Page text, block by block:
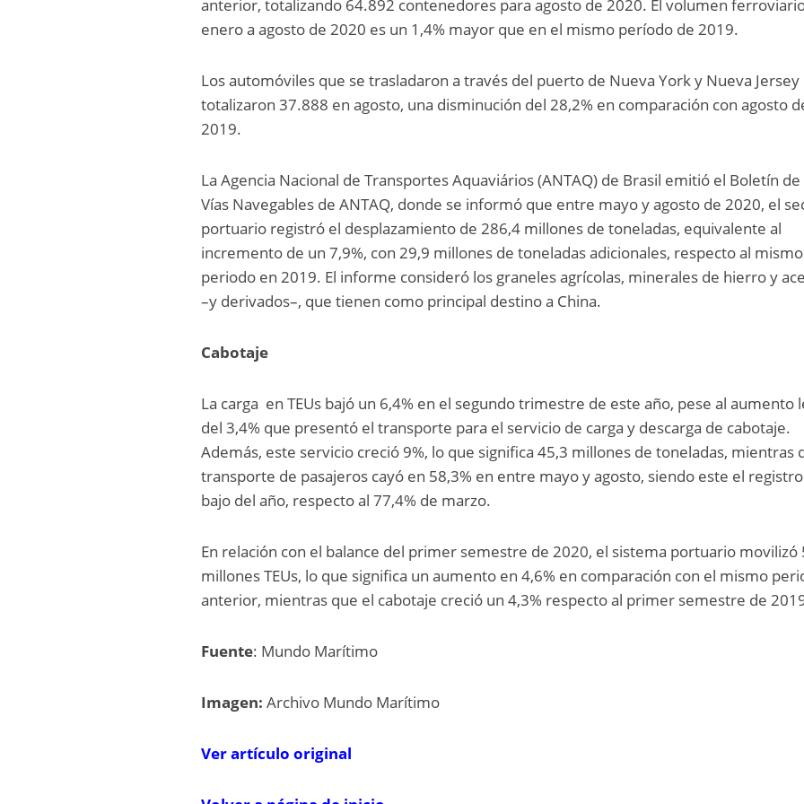
anterior, totalizando 64.892 contenedores para agosto de 2020. El volumen
enero a agosto de 2020 es un 1,4% mayor que en el mismo período de 2019.
Los automóviles que se trasladaron a través del puerto de Nueva York y Nueva Jersey
totalizaron 37.888 en agosto, una disminución del 28,2% en comparación con agosto
2019.
La Agencia Nacional de Transportes Aquaviários (ANTAQ) de Brasil emitió el Boletín de
Vías Navegables de ANTAQ, donde se informó que entre mayo y agosto de 2020, el
portuario registró el desplazamiento de 286,4 millones de toneladas, equivalente al
incremento de un 7,9%, con 29,9 millones de toneladas adicionales, respecto al mismo
periodo en 2019. El informe consideró los graneles agrícolas, minerales de hierro y
–y derivados–, que tienen como principal destino a China.
Cabotaje
La carga en TEUs bajó un 6,4% en el segundo trimestre de este año, pese al aumento
del 3,4% que presentó el transporte para el servicio de carga y descarga de cabotaje.
Además, este servicio creció 9%, lo que significa 45,3 millones de toneladas, mientras
transporte de pasajeros cayó en 58,3% en entre mayo y agosto, siendo este el
bajo del año, respecto al 77,4% de marzo.
En relación con el balance del primer semestre de 2020, el sistema portuario movilizó
millones TEUs, lo que significa un aumento en 4,6% en comparación con el mismo
anterior, mientras que el cabotaje creció un 4,3% respecto al primer semestre de
Fuente: Mundo Marítimo
Imagen:Archivo Mundo Marítimo
Ver artículooriginal